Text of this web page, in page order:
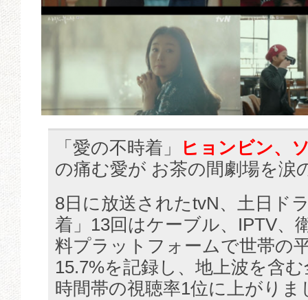
「愛の不時着」
ヒョンビン、
の痛む愛が お茶の間劇場を涙
8日に放送されたtvN、土日ド
着」13回はケーブル、IPTV、
料プラットフォームで世帯の
15.7%を記録し、地上波を含
時間帯の視聴率1位に上がりま